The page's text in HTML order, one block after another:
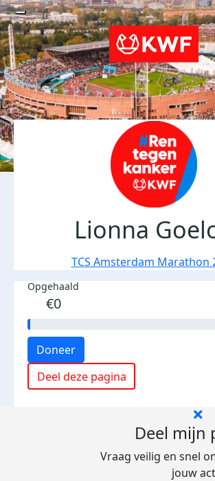
Lionna
TCS Amsterdam Marathon
Opgehaald
€0
Doneer
Deel deze pagina
Deel mijn
Vraag veilig en snel
jouw